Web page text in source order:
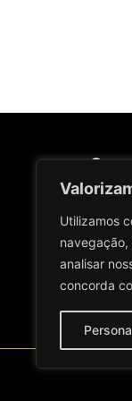
Utilizamos
analisar
concorda